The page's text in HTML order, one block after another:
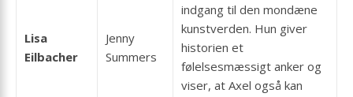
Lisa
Eilbacher
Jenny
Summers
indgang til den mondæne
kunstverden. Hun giver
historien et
følelsesmæssigt anker og
viser, at Axel også kan